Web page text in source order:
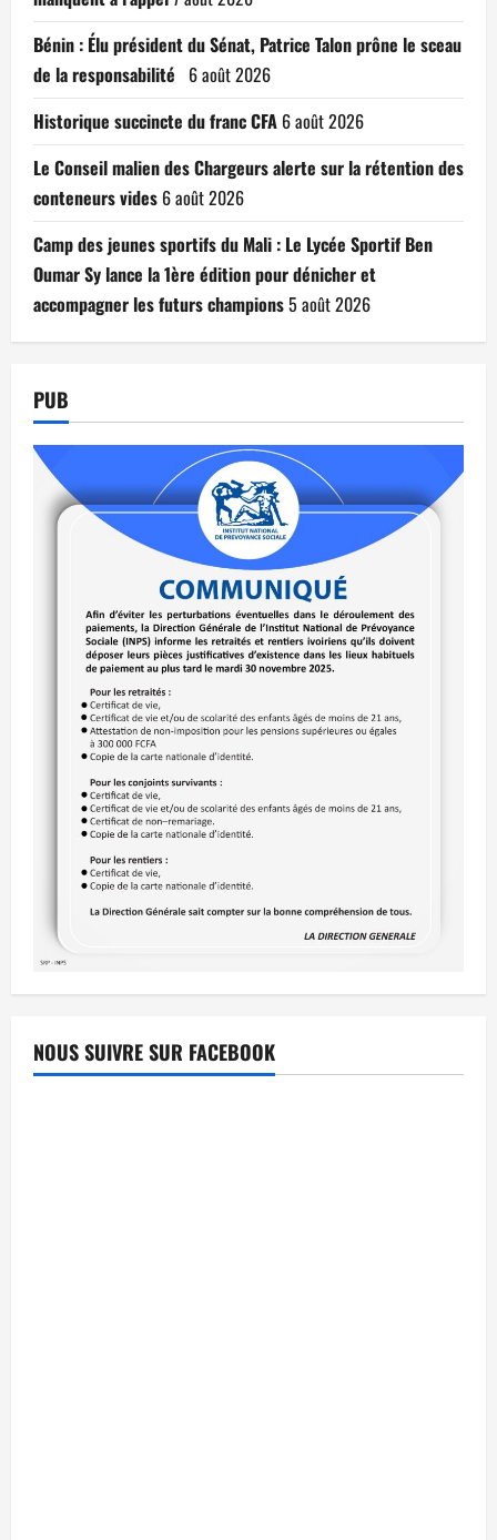
Bénin : Élu président du Sénat, Patrice Talon prône le sceau
de la responsabilité 6 août 2026
Historique succincte du franc CFA 6 août 2026
Le Conseil malien des Chargeurs alerte sur la rétention des
conteneurs vides 6 août 2026
Camp des jeunes sportifs du Mali : Le Lycée Sportif Ben
Oumar Sy lance la 1ère édition pour dénicher et
accompagner les futurs champions5 août 2026
PUB
NOUS SUIVRE SUR FACEBOOK